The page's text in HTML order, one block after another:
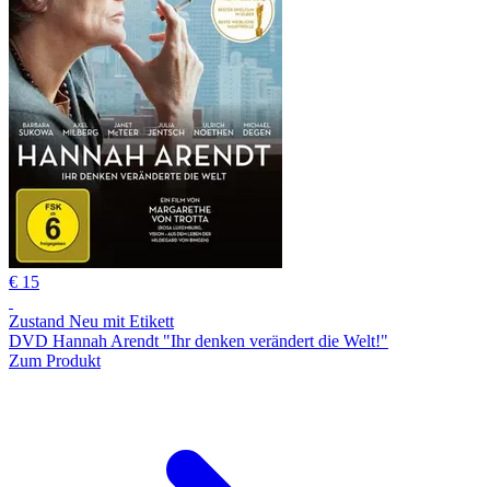
€ 15
Zustand Neu mit Etikett
DVD Hannah Arendt "Ihr denken verändert die Welt!"
Zum Produkt